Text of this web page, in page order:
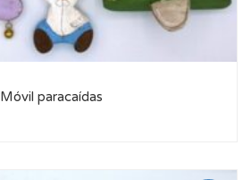
Móvil paracaídas